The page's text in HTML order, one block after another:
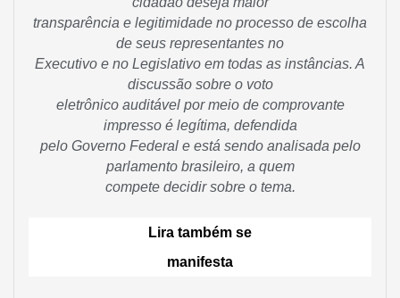
transparência e legitimidade no processo de escolha
de seus representantes no
Executivo e no Legislativo em todas as instâncias. A
discussão sobre o voto
eletrônico auditável por meio de comprovante
impresso é legítima, defendida
pelo Governo Federal e está sendo analisada pelo
parlamento brasileiro, a quem
compete decidir sobre o tema.
Lira também se
manifesta